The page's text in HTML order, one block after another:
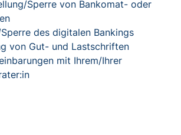
Sperre von Bankomat- oder
des digitalen Bankings
von Gut- und Lastschriften
mit Ihrem/Ihrer